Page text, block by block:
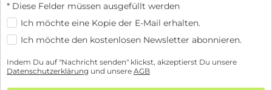
* Diese Felder müssen ausgefüllt werden
Ich möchte eine Kopie der E-Mail erhalten.
Ich möchte den kostenlosen Newsletter abonnieren.
Indem Du auf "Nachricht senden" klickst, akzeptierst Du unsere
Datenschutzerklärung und unsere AGB